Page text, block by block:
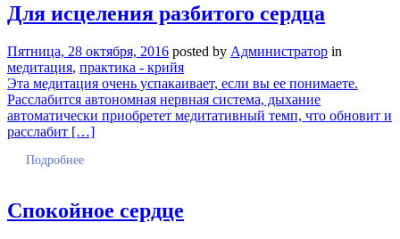
Для исцеления разбитого сердца
Пятница, 28 октября, 2016 posted by Администратор in
медитация, практика - крийя
Эта медитация очень успакаивает, если вы ее понимаете.
Расслабится автономная нервная система, дыхание
автоматически приобретет медитативный темп, что обновит и
расслабит […]
Подробнее
Спокойное сердце